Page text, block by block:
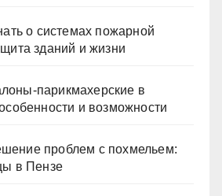
о системах пожарной
зданий и жизни
парикмахерские в
и возможности
проблем с похмельем:
в Пензе